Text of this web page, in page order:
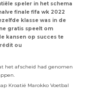
speler in het schema
finale fifa wk 2022
klasse was in de
gratis speelt om
kansen op succes te
ou
het afscheid had genomen
Kroatië Marokko Voetbal